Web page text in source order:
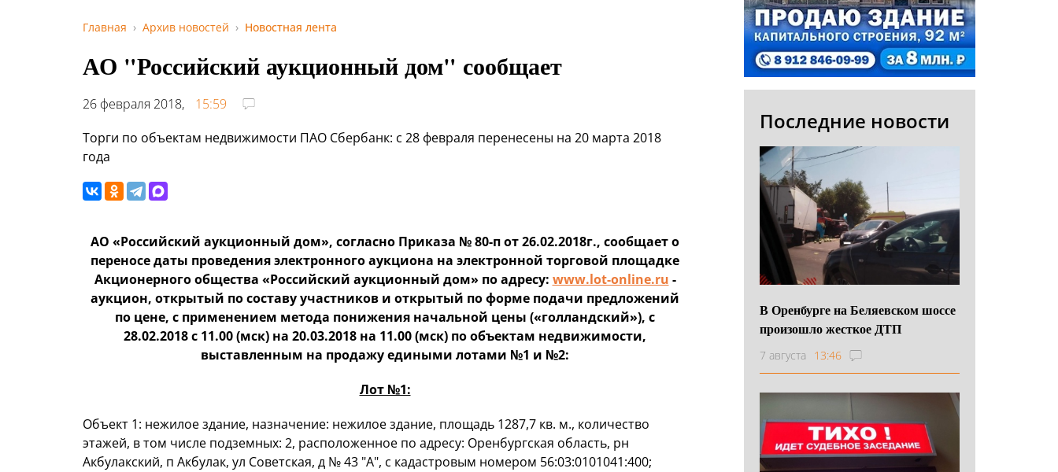
Главная Архив новостей Новостная лента
АО "Российский аукционный дом" сообщает
26 февраля 2018,
15:59
Торги по объектам недвижимости ПАО Сбербанк: с 28 февраля перенесены на 20 марта 2018
года
АО «Российский аукционный дом», согласно Приказа № 80-п от 26.02.2018г., сообщает о
переносе даты проведения электронного аукциона на электронной торговой площадке
Акционерного общества «Российский аукционный дом» по адресу: www.lot-online.ru -
аукцион, открытый по составу участников и открытый по форме подачи предложений
по цене, с применением метода понижения начальной цены («голландский»), с
28.02.2018 с 11.00 (мск) на 20.03.2018 на 11.00 (мск) по объектам недвижимости,
выставленным на продажу едиными лотами №1 и №2:
Лот №1:
Объект 1: нежилое здание, назначение: нежилое здание, площадь 1287,7 кв. м., количество
этажей, в том числе подземных: 2, расположенное по адресу: Оренбургская область, рн
Акбулакский, п Акбулак, ул Советская, д № 43 "А", с кадастровым номером 56:03:0101041:400;
Последние новости
В Оренбурге на Беляевском шоссе
произошло жесткое ДТП
7 августа 13:46